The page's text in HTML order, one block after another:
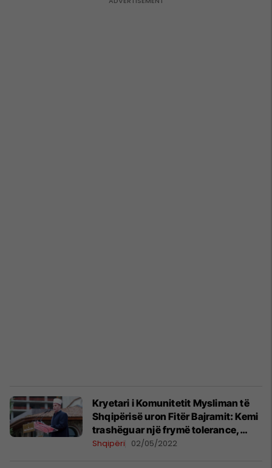
Kryetari i Komunitetit Mysliman të
Shqipërisë uron Fitër Bajramit: Kemi
trashëguar një frymë tolerance,
harmonie dhe vetëvendosje
Shqipëri 02/05/2022